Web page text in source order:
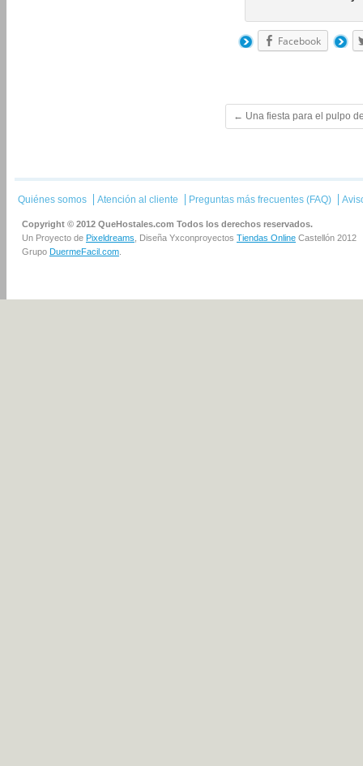
Facebook
← Una fiesta para el pulpo
Quiénes somos Atención al cliente Preguntas más frecuentes (FAQ)
Copyright © 2012 QueHostales.com Todos los derechos reservados.
Un Proyecto de Pixeldreams , Diseña Yxconproyectos Tiendas Online Castellón 2012
Grupo DuermeFacil.com